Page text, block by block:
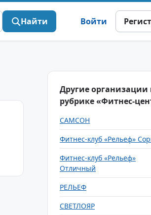
Найти Войти
Другие организации
рубрике «Фитнес-
САМСОН
Фитнес-клуб «Рельеф»
Фитнес-клуб «Рельеф»
Отличный
РЕЛЬЕФ
СВЕТЛОЯР